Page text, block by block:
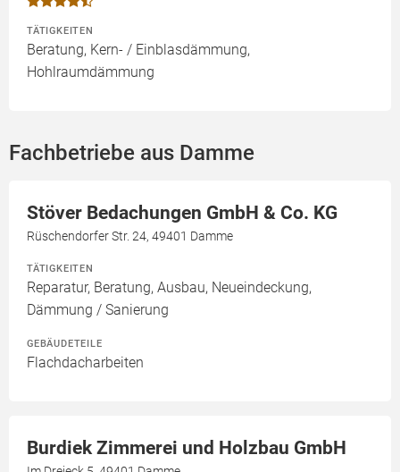
TÄTIGKEITEN
Beratung, Kern- / Einblasdämmung,
Hohlraumdämmung
Fachbetriebe aus Damme
Stöver Bedachungen GmbH & Co. KG
Rüschendorfer Str. 24, 49401 Damme
TÄTIGKEITEN
Reparatur, Beratung, Ausbau, Neueindeckung,
Dämmung / Sanierung
GEBÄUDETEILE
Flachdacharbeiten
Burdiek Zimmerei und Holzbau GmbH